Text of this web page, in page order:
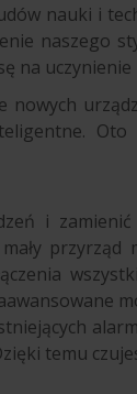
nauki i
naszego
na
i
przyrząd
temu